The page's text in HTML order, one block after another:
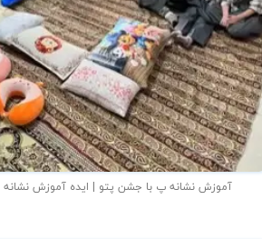
آموزش نشانه پ با جشن پتو | ایده آموزش نشانه